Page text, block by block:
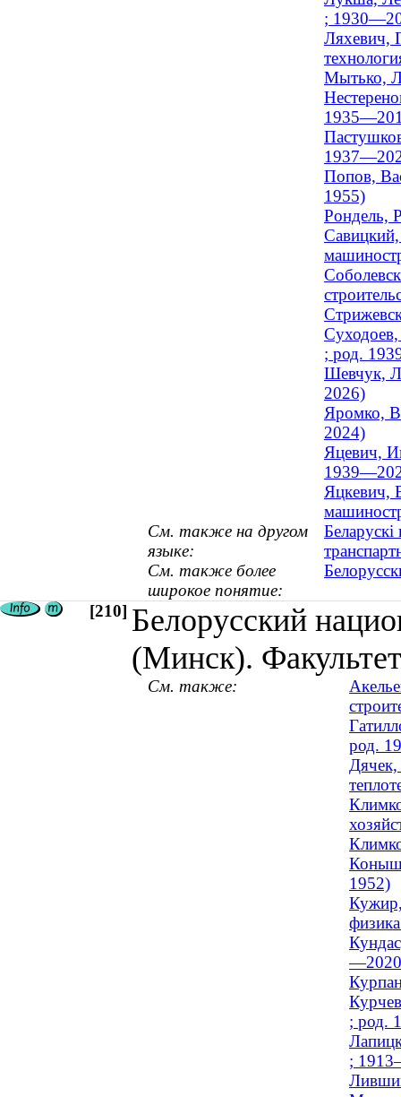
;
Ляхевич,
Мытько,
Попов,
1955)
Рондель,
Савицкий,
Суходоев,
; род.
Шевчук,
2026)
Яромко,
2024)
Яцевич,
Яцкевич,
См. также на другом
языке:
См. также более
широкое понятие:
[210] Белорусский
(Минск). Факультет
См. также:
род.
Дячек,
1952)
Кужир,
; род.
;